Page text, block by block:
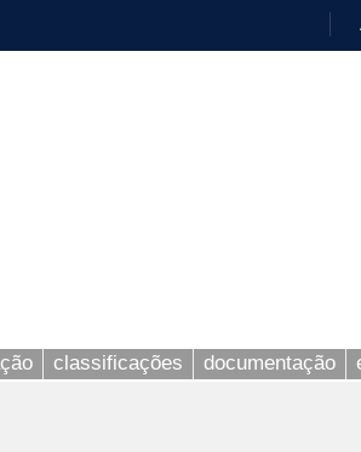
classificações documentação